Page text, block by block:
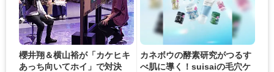
櫻井翔＆横山裕が「カケヒキ
あっち向いてホイ」で対決
カネボウの酵素研究がつるす
べ肌に導く！suisaiの毛穴ケ